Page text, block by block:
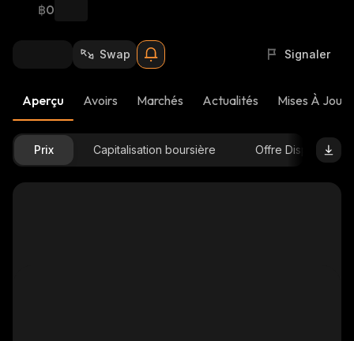
฿0
Swap Signaler
Aperçu Avoirs Marchés Actualités Mises À Jour
Prix Capitalisation boursière Offre Disponible